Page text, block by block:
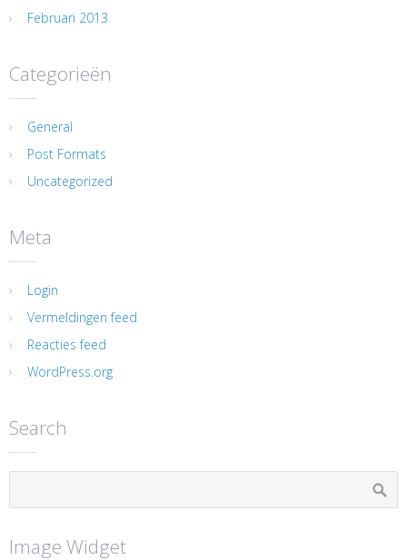
Februari 2013
Categorieën
General
Post Formats
Uncategorized
Meta
Login
Vermeldingen feed
Reacties feed
WordPress.org
Search
Image Widget